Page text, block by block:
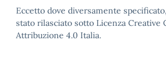
Eccetto dove diversamente
stato rilasciato sotto Licenza Creative
Attribuzione 4.0 Italia.